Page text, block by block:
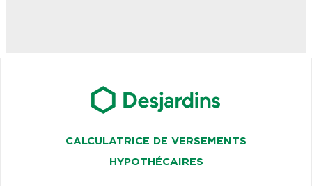
CALCULATRICE DE VERSEMENTS
HYPOTHÉCAIRES